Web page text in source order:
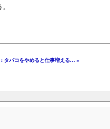
: タバコをやめると仕事増える… »